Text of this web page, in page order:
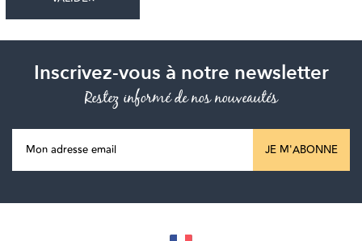
Inscrivez-vous à notre newsletter
Restez informé de nos nouveautés
JE M'ABONNE